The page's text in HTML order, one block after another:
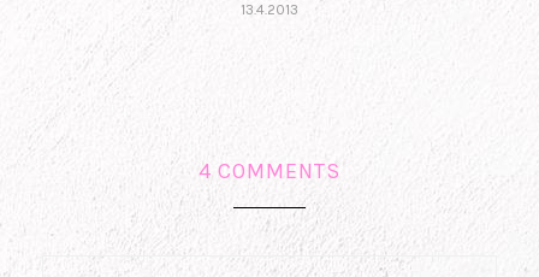
13.4.2013
4 COMMENTS